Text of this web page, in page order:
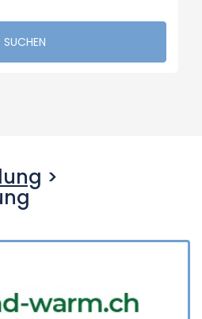
SUCHEN
>